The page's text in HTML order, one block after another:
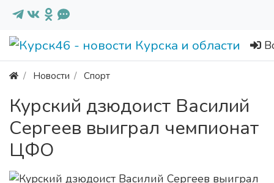
Новости Спорт
Курский дзюдоист Василий
Сергеев выиграл чемпионат
ЦФО